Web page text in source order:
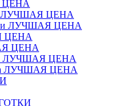
ЦЕНА
ЛУЧШАЯ ЦЕНА
ЛУЧШАЯ ЦЕНА
ЦЕНА
ЦЕНА
ЛУЧШАЯ ЦЕНА
ЛУЧШАЯ ЦЕНА